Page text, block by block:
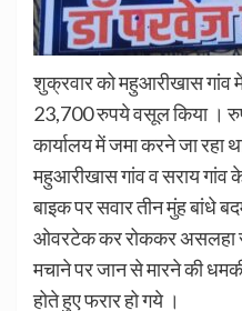
शुक्रवार को महुआरीखास
23,700 रुपये वसूल किया ।
कार्यालय में जमा करने जा
महुआरीखास गांव व सराय
बाइक पर सवार तीन मुंह बांधे
ओवरटेक कर रोककर असलहा
मचाने पर जान से मारने की
होते हुए फरार हो गये ।